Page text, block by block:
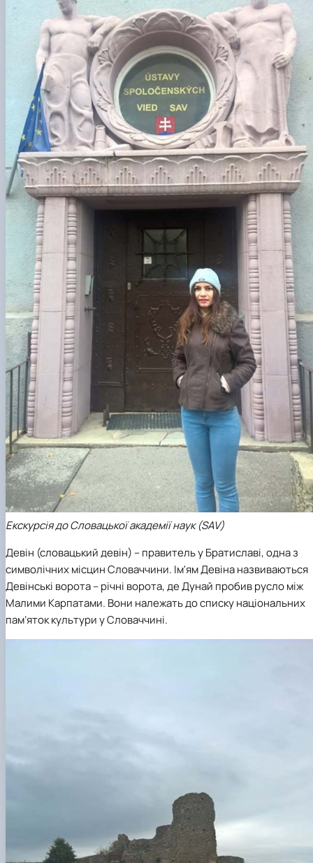
Екскурсія до Словацької академії наук (SAV)
Девін (словацький девін) – правитель у Братиславі, одна з
символічних місцин Словаччини. Ім'ям Девіна назвиваються
Девінські ворота – річні ворота, де Дунай пробив русло між
Малими Карпатами. Вони належать до списку національних
пам’яток культури у Словаччині.